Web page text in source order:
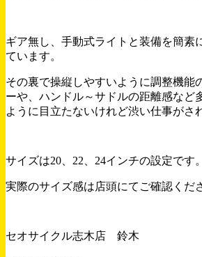
ギア無し、手動式ライトと装備を簡素
ています。
その裏で操縦しやすいように調整機能
ーや、ハンドル～サドルの距離感など
ように目立たないけれど渋い仕事がさ
サイズは20、22、24インチの設定です。
実際のサイズ感は店頭にてご確認くだ
セオサイクル志木店 鈴木